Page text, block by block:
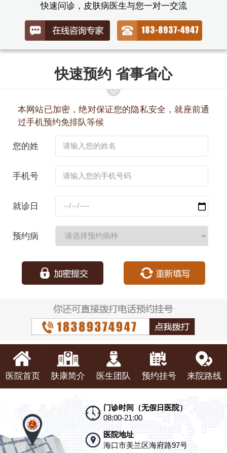
快速问诊，皮肤病医生与您一对一交流
快速预约 省事省心
本网站已加密，绝对保证您的隐私安全，就座前通
过手机预约免排队等候
您的姓
手机号
就诊日
预约病
医院首页 肤康简介 医生团队 预约挂号 来院路线
门诊时间（无假日医院）
08:00-21:00
医院地址
海口市美兰区海府路97号